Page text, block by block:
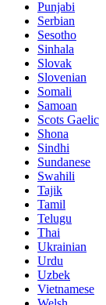
Punjabi
Serbian
Sesotho
Sinhala
Slovak
Slovenian
Somali
Samoan
Scots Gaelic
Shona
Sindhi
Sundanese
Swahili
Tajik
Tamil
Telugu
Thai
Ukrainian
Urdu
Uzbek
Vietnamese